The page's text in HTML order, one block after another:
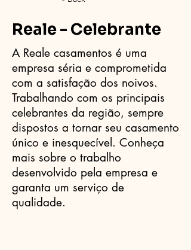
Reale - Celebrante
A Reale casamentos é uma
empresa séria e comprometida
com a satisfação dos noivos.
Trabalhando com os principais
celebrantes da região, sempre
dispostos a tornar seu casamento
único e inesquecível. Conheça
mais sobre o trabalho
desenvolvido pela empresa e
garanta um serviço de
qualidade.